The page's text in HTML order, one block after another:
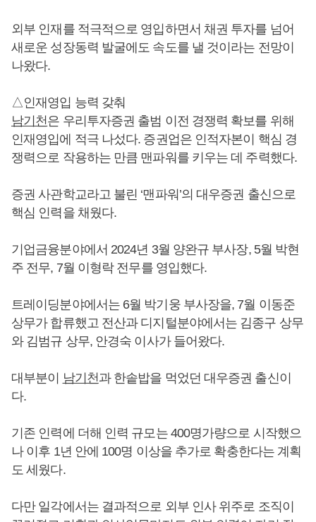
외부 인재를 적극적으로 영입하면서 채권 투자를 넘어
새로운 성장동력 발굴에도 속도를 낼 것이라는 전망이
나왔다.
△인재영입 능력 갖춰
남기천은 우리투자증권 출범 이전 경쟁력 확보를 위해
인재영입에 적극 나섰다. 증권업은 인적자본이 핵심 경
쟁력으로 작용하는 만큼 맨파워를 키우는 데 주력했다.
증권 사관학교라고 불린 ‘맨파워’의 대우증권 출신으로
핵심 인력을 채웠다.
기업금융분야에서 2024년 3월 양완규 부사장, 5월 박현
주 전무, 7월 이형락 전무를 영입했다.
트레이딩분야에서는 6월 박기웅 부사장을, 7월 이동준
상무가 합류했고 전산과 디지털분야에서는 김종구 상무
와 김범규 상무, 안경숙 이사가 들어왔다.
대부분이 남기천과 한솥밥을 먹었던 대우증권 출신이
다.
기존 인력에 더해 인력 규모는 400명가량으로 시작했으
나 이후 1년 안에 100명 이상을 추가로 확충한다는 계획
도 세웠다.
다만 일각에서는 결과적으로 외부 인사 위주로 조직이